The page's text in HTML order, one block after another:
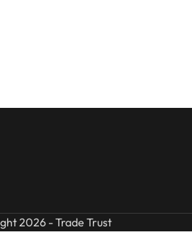
2026 - Trade Trust